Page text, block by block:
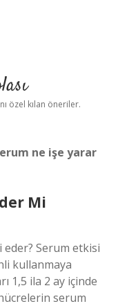
özel kılan öneriler.
ne işe yarar
Mi
Serum etkisi
kullanmaya
1,5 ila 2 ay içinde
serum